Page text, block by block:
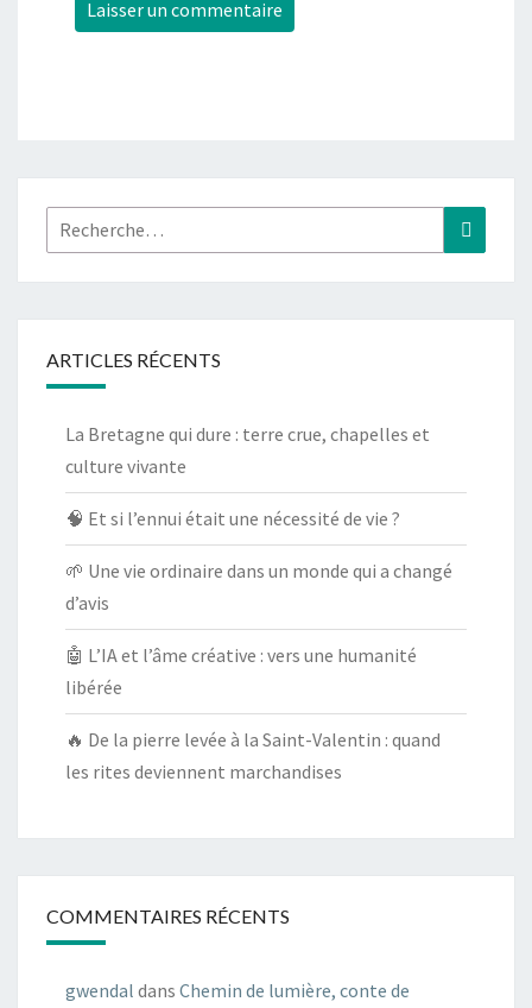
Rechercher :
ARTICLES RÉCENTS
La Bretagne qui dure : terre crue, chapelles et
culture vivante
🧠 Et si l’ennui était une nécessité de vie ?
🌱 Une vie ordinaire dans un monde qui a changé
d’avis
🤖 L’IA et l’âme créative : vers une humanité
libérée
🔥 De la pierre levée à la Saint-Valentin : quand
les rites deviennent marchandises
COMMENTAIRES RÉCENTS
gwendal dans Chemin de lumière, conte de